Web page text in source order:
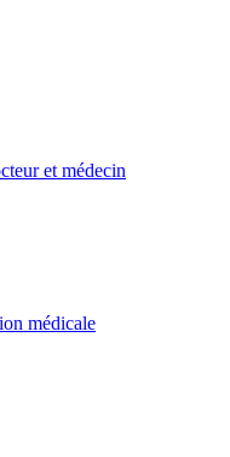
et médecin
médicale